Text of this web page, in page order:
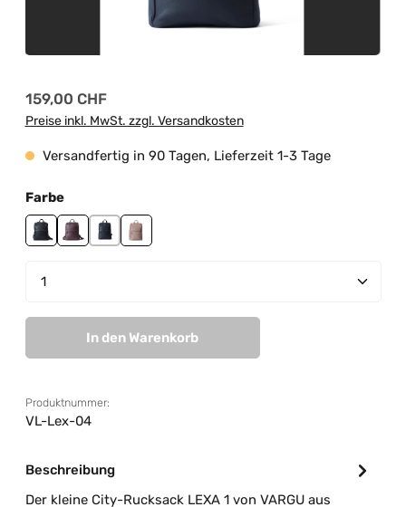
Regulärer Preis:
159,00 CHF
Preise inkl. MwSt. zzgl. Versandkosten
Versandfertig in 90 Tagen, Lieferzeit 1-3 Tage
Farbeauswählen
blackburgundy
navypeach pastel
Produkt Anzahl: Gib den gewünschten Wert ein
In den Warenkorb
Produktnummer:
VL-Lex-04
Beschreibung
Der kleine City-Rucksack LEXA 1 von VARGU aus